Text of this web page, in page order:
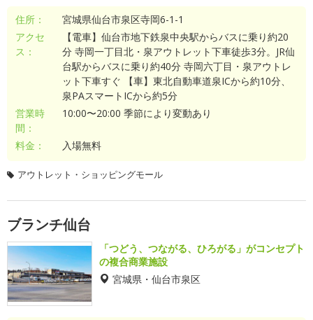
住所：
宮城県仙台市泉区寺岡6-1-1
アクセ
ス：
【電車】仙台市地下鉄泉中央駅からバスに乗り約20
分 寺岡一丁目北・泉アウトレット下車徒歩3分。JR仙
台駅からバスに乗り約40分 寺岡六丁目・泉アウトレ
ット下車すぐ 【車】東北自動車道泉ICから約10分、
泉PAスマートICから約5分
営業時
間：
10:00〜20:00 季節により変動あり
料金： 入場無料
アウトレット・ショッピングモール
ブランチ仙台
「つどう、つながる、ひろがる」がコンセプト
の複合商業施設
宮城県・仙台市泉区